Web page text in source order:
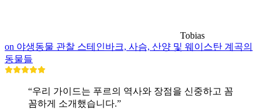
Tobias
on 야생동물 관찰 스테인바크, 사슴, 산양 및 웨이스탄 계곡의
동물들
“우리 가이드는 푸르의 역사와 장점을 신중하고 꼼
꼼하게 소개했습니다.”